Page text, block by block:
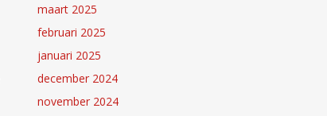
maart 2025
februari 2025
januari 2025
december 2024
november 2024